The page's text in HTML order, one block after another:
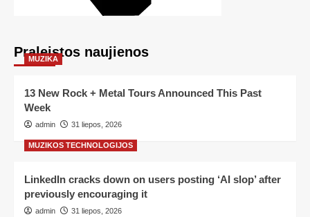
Praleistos naujienos
MUZIKA
13 New Rock + Metal Tours Announced This Past
Week
admin 31 liepos, 2026
MUZIKOS TECHNOLOGIJOS
LinkedIn cracks down on users posting ‘AI slop’ after
previously encouraging it
admin 31 liepos, 2026